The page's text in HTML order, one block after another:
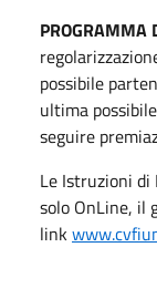
PROGRAMMA
possibile
ultima
seguire
Le Istruzioni di
solo OnLine, il
link